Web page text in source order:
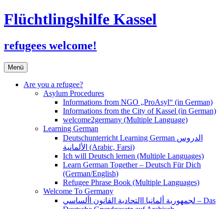
Flüchtlingshilfe Kassel
refugees welcome!
Menü Zum
Inhalt
springen
Are you a refugee?
Asylum Procedures
Informations from NGO „ProAsyl“ (in German)
Informations from the City of Kassel (in German)
welcome2germany (Multiple Language)
Learning German
Deutschunterricht Learning German الدروس
الألمانية (Arabic, Farsi)
Ich will Deutsch lernen (Multiple Languages)
Learn German Together – Deutsch Für Dich
(German/English)
Refugee Phrase Book (Multiple Languages)
Welcome To Germany
لجمهورية ألمانيا االتحادية القانون األساسي – Das